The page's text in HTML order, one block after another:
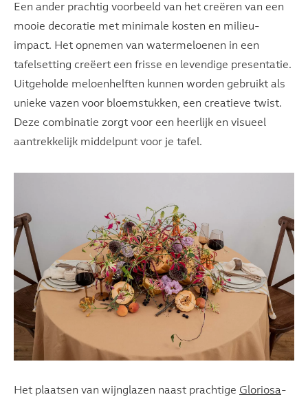
Een ander prachtig voorbeeld van het creëren van een
mooie decoratie met minimale kosten en milieu-
impact. Het opnemen van watermeloenen in een
tafelsetting creëert een frisse en levendige presentatie.
Uitgeholde meloenhelften kunnen worden gebruikt als
unieke vazen voor bloemstukken, een creatieve twist.
Deze combinatie zorgt voor een heerlijk en visueel
aantrekkelijk middelpunt voor je tafel.
Het plaatsen van wijnglazen naast prachtige Gloriosa-